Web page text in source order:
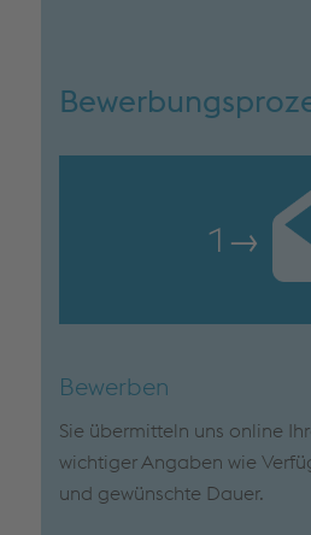
1 →
Bewerben
Sie übermitteln uns online
wichtiger Angaben wie
und gewünschte Dauer.